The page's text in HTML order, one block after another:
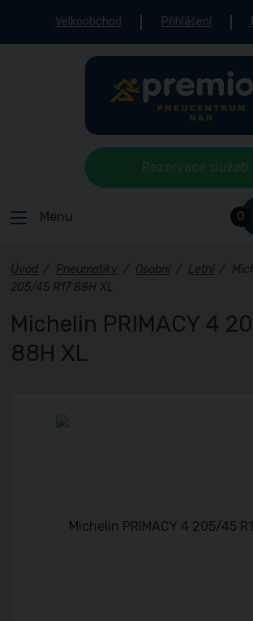
Velkoobchod Přihlášení
0
Menu
Rezervace služeb
Úvod / Pneumatiky / Osobní / Letní /
205/45 R17 88H XL
Michelin PRIMACY 4
88H XL